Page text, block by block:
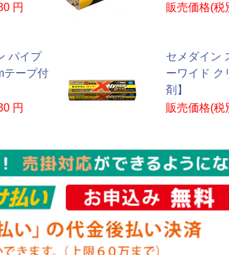
円
販売価格(税
パイプ
テープ付
円
セメダイン
ーワイド ク
剤】
販売価格(税